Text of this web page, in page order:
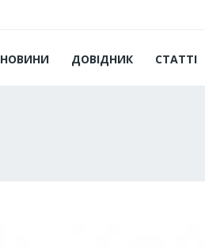
НОВИНИ ДОВІДНИК СТАТТІ